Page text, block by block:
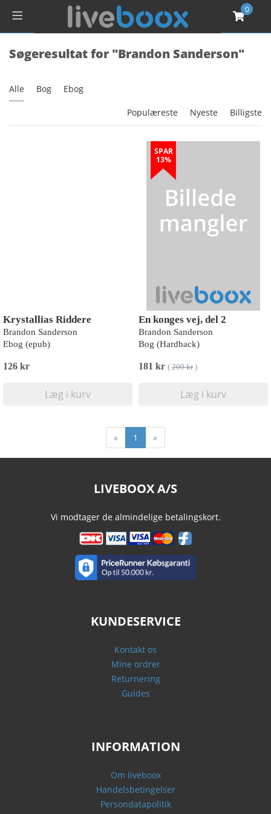
0
Søgeresultat for "Brandon Sanderson"
Alle Bog Ebog
Populæreste Nyeste Billigste
Krystallias Riddere
Brandon Sanderson
Ebog (epub)
126 kr
Læg i kurv
SPAR
13%
En konges vej, del 2
Brandon Sanderson
Bog (Hardback)
181 kr ( 209 kr)
Læg i kurv
« 1 »
LIVEBOOX A/S
Vi modtager de almindelige betalingskort.
KUNDESERVICE
Kontakt os
Mine ordrer
Returnering
Guides
INFORMATION
Om liveboox
Handelsbetingelser
Persondatapolitik